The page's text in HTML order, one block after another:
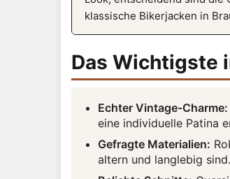
klassische Bikerjacken in
Das Wichtigste
Echter Vintage-Charme:
eine individuelle Patina
Gefragte Materialien:
altern und langlebig sind.